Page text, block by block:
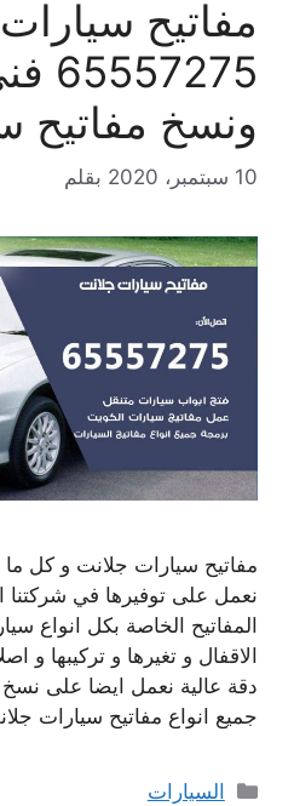
مفاتيح
ونسخ مفاتيح
10 سبتمبر، 2020 بقلم
مفاتيح سيارات جلانت و كل
نعمل على توفيرها في شركتنا
المفاتيح الخاصة بكل انواع
الاقفال و تغيرها و تركيبها و
دقة عالية نعمل ايضا على
جميع انواع مفاتيح سيارات
التصنيفات
السيارات